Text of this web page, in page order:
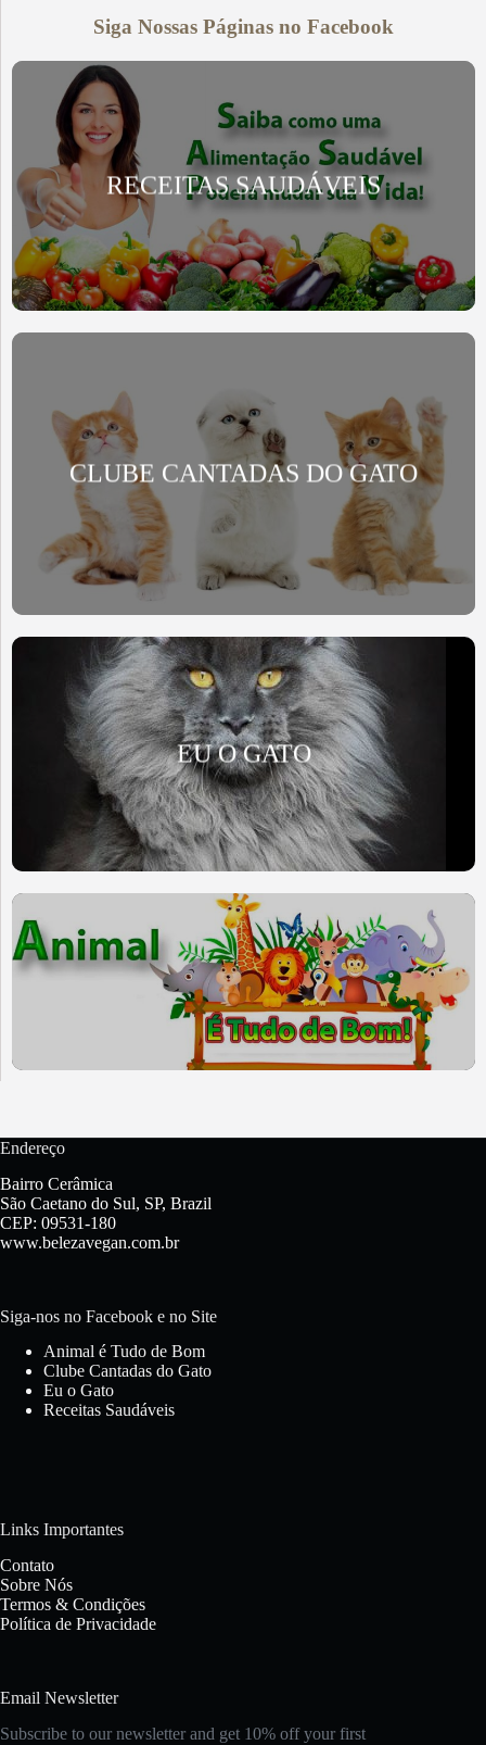
Siga Nossas Páginas no Facebook
RECEITAS SAUDÁVEIS
CLUBE CANTADAS DO GATO
EU O GATO
Endereço
Bairro Cerâmica
São Caetano do Sul, SP, Brazil
CEP: 09531-180
www.belezavegan.com.br
Siga-nos no Facebook e no Site
Animal é Tudo de Bom
Clube Cantadas do Gato
Eu o Gato
Receitas Saudáveis
Links Importantes
Contato
Sobre Nós
Termos & Condições
Política de Privacidade
Email Newsletter
Subscribe to our newsletter and get 10% off your first